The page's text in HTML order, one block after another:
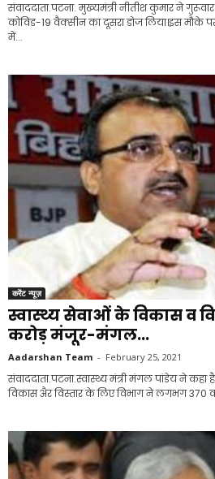
संवाददाता.पटना. मुख्यमंत्री नीतीश कुमार ने
कोविड-19 वैक्सीन का दूसरा डोज लिया।इस मौके
में...
करेंट न्यूज़
स्वास्थ्य सेवाओं के विकास व
करोड़ मंजूर-मंगल...
Aadarshan Team - February 25, 2021
संवाददाता.पटना.स्वास्थ्य मंत्री मंगल पांडेय ने
विकास अैर विस्तार के लिए विभाग ने लगभग 370